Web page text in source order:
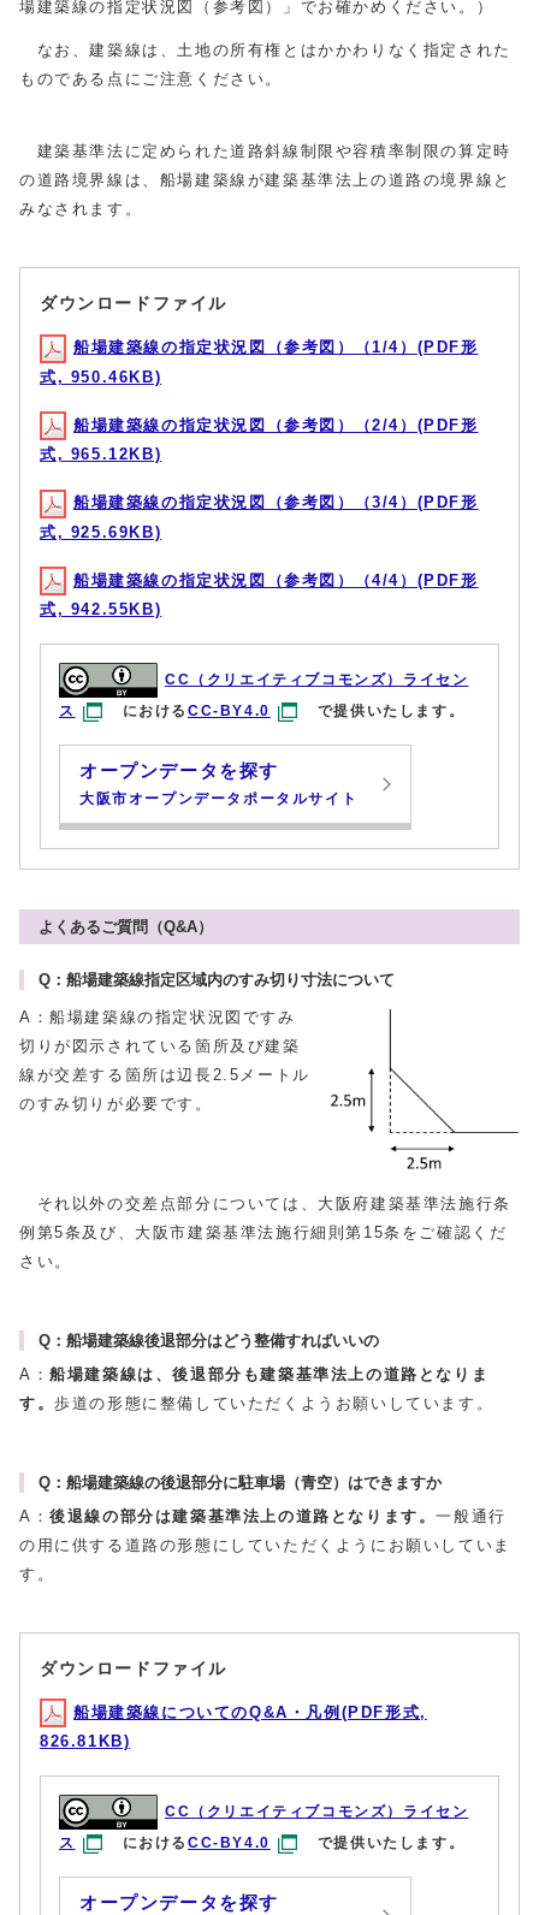
場建築線の指定状況図（参考図）」でお確かめください。）
なお、建築線は、土地の所有権とはかかわりなく指定された
ものである点にご注意ください。
建築基準法に定められた道路斜線制限や容積率制限の算定時
の道路境界線は、船場建築線が建築基準法上の道路の境界線と
みなされます。
ダウンロードファイル
船場建築線の指定状況図（参考図）（1/4）(PDF形
式, 950.46KB)
船場建築線の指定状況図（参考図）（2/4）(PDF形
式, 965.12KB)
船場建築線の指定状況図（参考図）（3/4）(PDF形
式, 925.69KB)
船場建築線の指定状況図（参考図）（4/4）(PDF形
式, 942.55KB)
CC（クリエイティブコモンズ）ライセン
ス
におけるCC-BY4.0 で提供いたします。
オープンデータを探す
大阪市オープンデータポータルサイト
よくあるご質問（Q&A）
Q：船場建築線指定区域内のすみ切り寸法について
A：船場建築線の指定状況図ですみ
切りが図示されている箇所及び建築
線が交差する箇所は辺長2.5メートル
のすみ切りが必要です。
それ以外の交差点部分については、大阪府建築基準法施行条
例第5条及び、大阪市建築基準法施行細則第15条をご確認くだ
さい。
Q：船場建築線後退部分はどう整備すればいいの
A：船場建築線は、後退部分も建築基準法上の道路となりま
す。歩道の形態に整備していただくようお願いしています。
Q：船場建築線の後退部分に駐車場（青空）はできますか
A：後退線の部分は建築基準法上の道路となります。一般通行
の用に供する道路の形態にしていただくようにお願いしていま
す。
ダウンロードファイル
船場建築線についてのQ&A・凡例(PDF形式,
826.81KB)
CC（クリエイティブコモンズ）ライセン
ス
におけるCC-BY4.0 で提供いたします。
オープンデータを探す